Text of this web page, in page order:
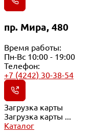
пр. Мира, 480
Время работы:
Пн-Вс 10:00 - 19:00
Телефон:
+7 (4242) 30-38-54
Загрузка карты
Загрузка карты ...
Каталог